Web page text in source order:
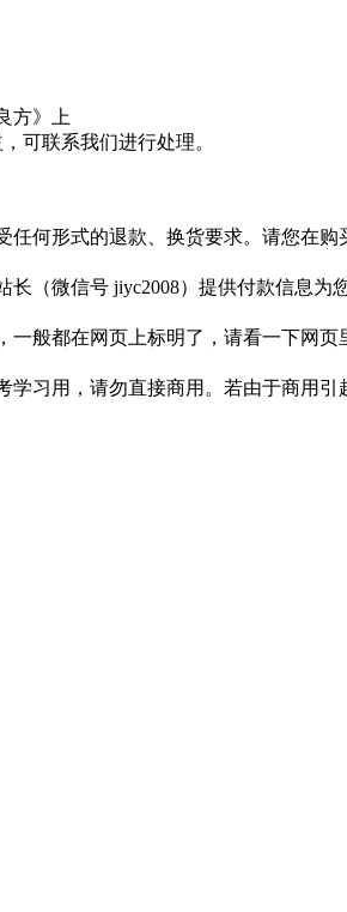
可联系我们进行处理。
何形式的退款、换货要求。请您在购
（微信号 jiyc2008）提供付款信息为您
般都在网页上标明了，请看一下网页
习用，请勿直接商用。若由于商用引